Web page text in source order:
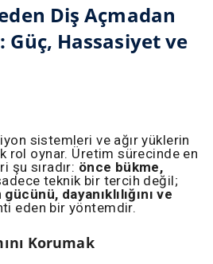
Diş Açmadan
Hassasiyet ve
sistemleri ve ağır yüklerin
rol oynar. Üretim sürecinde en
şu sıradır: önce bükme,
teknik bir tercih değil;
gücünü, dayanıklılığını ve
eden bir yöntemdir.
Korumak